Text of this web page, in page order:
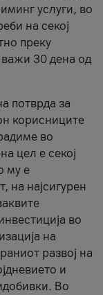
услуги, во
на секој
преку
важи 30 дена од
потврда за
корисниците
во
цел е секој
му е
на најсигурен
во
на
развој на
и
Во